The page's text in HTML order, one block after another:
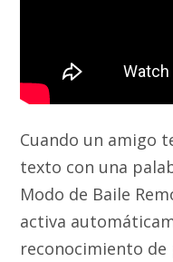
Cuando un amigo
texto con una
Modo de Baile
activa
reconocimiento de